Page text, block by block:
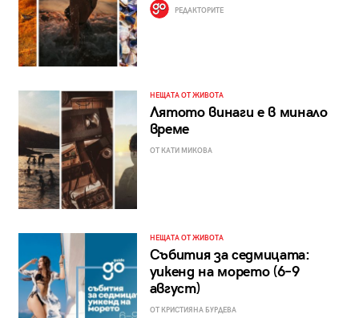
РЕДАКТОРИТЕ
НЕЩАТА ОТ ЖИВОТА
Лятото винаги е в минало
време
ОТ КАТИ МИКОВА
НЕЩАТА ОТ ЖИВОТА
Събития за седмицата:
уикенд на морето (6–9
август)
ОТ КРИСТИЯНА БУРДЕВА